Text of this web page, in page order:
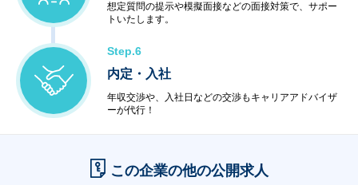
想定質問の提示や模擬面接などの面接対策で、サポー
トいたします。
Step.6
内定・入社
年収交渉や、入社日などの交渉もキャリアアドバイザ
ーが代行！
この企業の他の公開求人